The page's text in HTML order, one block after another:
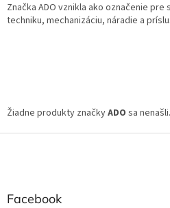
Značka ADO vznikla ako označenie
techniku, mechanizáciu, náradie a
Žiadne produkty značkyADO sa
Z
Facebook